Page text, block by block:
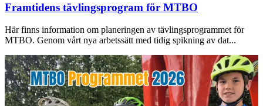
Framtidens tävlingsprogram för MTBO
Här finns information om planeringen av tävlingsprogrammet för
MTBO. Genom vårt nya arbetssätt med tidig spikning av dat...